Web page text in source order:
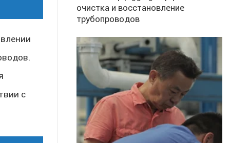
с
очистка и восстановление
трубопроводов